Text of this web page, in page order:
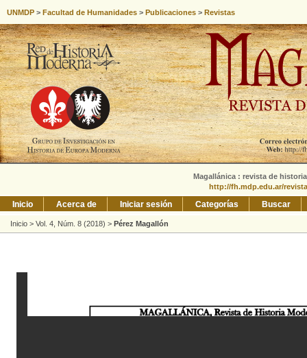
UNMDP > Facultad de Humanidades > Publicaciones > Revistas
Magallánica : revista de
http://fh.mdp.edu.ar/
Inicio Acerca de Iniciar sesión Categorías Buscar
Inicio > Vol. 4, Núm. 8 (2018) > Pérez Magallón